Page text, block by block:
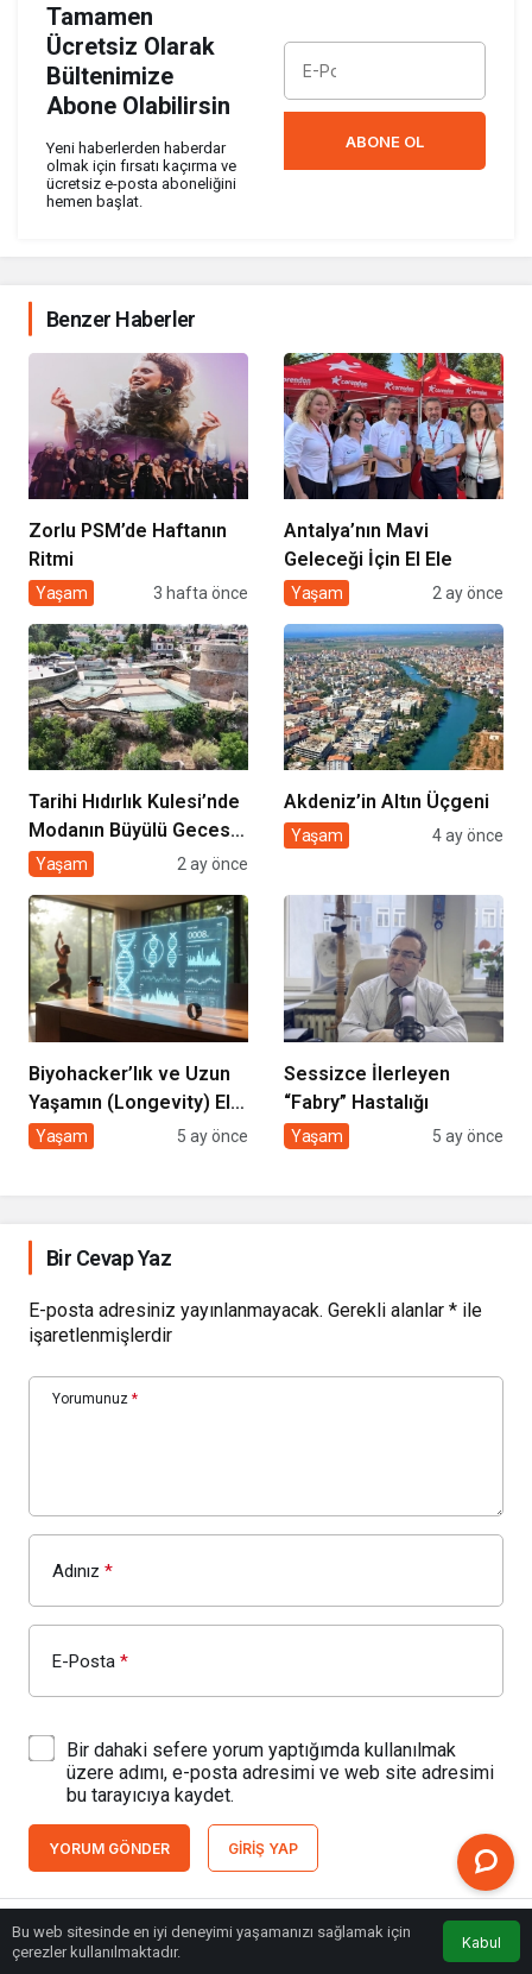
Tamamen
Ücretsiz Olarak
Bültenimize
Abone Olabilirsin
Yeni haberlerden haberdar
olmak için fırsatı kaçırma ve
ücretsiz e-posta aboneliğini
hemen başlat.
ABONE OL
Benzer Haberler
Zorlu PSM’de Haftanın
Ritmi
Yaşam 3 hafta önce
Antalya’nın Mavi
Geleceği İçin El Ele
Yaşam 2 ay önce
Tarihi Hıdırlık Kulesi’nde
Modanın Büyülü Gecesi:
Cihan Nacar Defilesi
Yaşam 2 ay önce
Akdeniz’in Altın Üçgeni
Yaşam 4 ay önce
Biyohacker’lık ve Uzun
Yaşamın (Longevity) El
Kitabı
Yaşam 5 ay önce
Sessizce İlerleyen
“Fabry” Hastalığı
Yaşam 5 ay önce
Bir Cevap Yaz
E-posta adresiniz yayınlanmayacak. Gerekli alanlar * ile
işaretlenmişlerdir
Yorumunuz *
Adınız *
E-Posta *
Bir dahaki sefere yorum yaptığımda kullanılmak
üzere adımı, e-posta adresimi ve web site adresimi
bu tarayıcıya kaydet.
YORUM GÖNDER GIRIŞ YAP
Bu web sitesinde en iyi deneyimi yaşamanızı sağlamak için
çerezler kullanılmaktadır.
Kabul
Anasayfa Trafik